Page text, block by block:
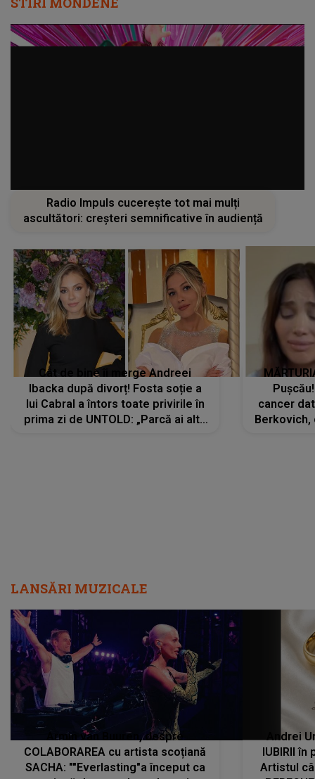
Radio Impuls cucerește tot mai mulți
ascultători: creșteri semnificative în audiență
Cât de bine îi merge Andreei
Ibacka după divorț! Fosta soție a
lui Cabral a întors toate privirile în
prima zi de UNTOLD: „Parcă ai altă
cancer
Berkovich,
LANSĂRI MUZICALE
Armin van Buuren, despre
COLABORAREA cu artista scoțiană
SACHA: ""Everlasting"a început ca
Andrei
IUBIRII în
Artistul